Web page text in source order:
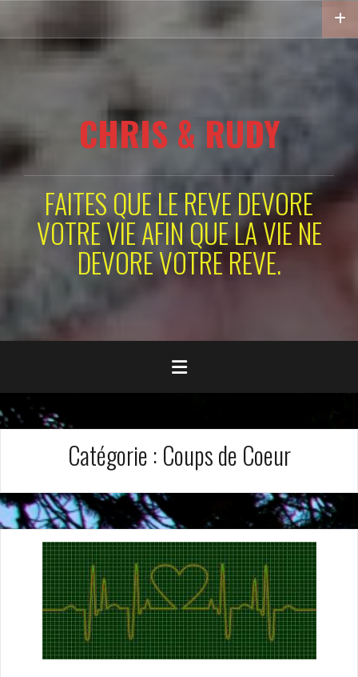
contenu
CHRIS & RUDY
FAITES QUE LE REVE DEVORE
VOTRE VIE AFIN QUE LA VIE NE
DEVORE VOTRE REVE.
Catégorie : Coups de Coeur